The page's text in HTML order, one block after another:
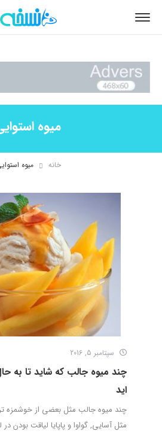
میوه
خانه میوه
سپتامبر 5, 2016
چند میوه جالب که شاید تا به
اید
چند میوه جالب مثل بعضی از خوشمزه
مثل آسایی, گواوا و پاپایا لیاقت بودن